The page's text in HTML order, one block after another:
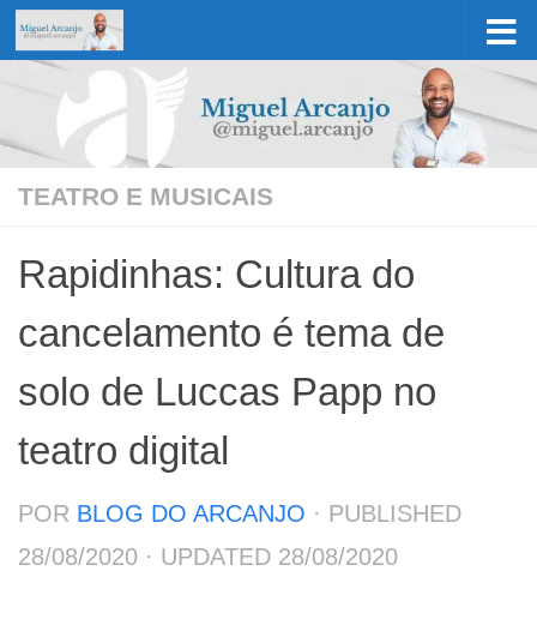
Skip to content
TEATRO E MUSICAIS
Rapidinhas: Cultura do
cancelamento é tema de
solo de Luccas Papp no
teatro digital
POR BLOG DO ARCANJO · PUBLISHED
28/08/2020 · UPDATED 28/08/2020